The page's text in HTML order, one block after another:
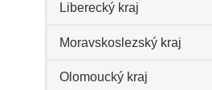
Liberecký kraj
Moravskoslezský kraj
Olomoucký kraj